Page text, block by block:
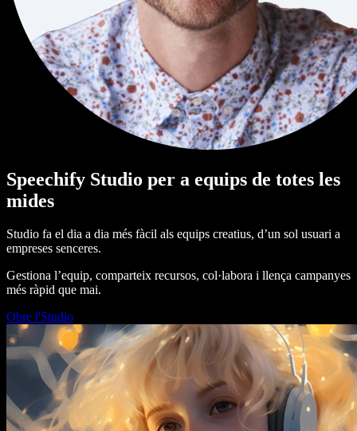
Speechify Studio per a equips de totes les
mides
Studio fa el dia a dia més fàcil als equips creatius, d’un sol usuari a
empreses senceres.
Gestiona l’equip, comparteix recursos, col·labora i llença campanyes
més ràpid que mai.
Obre l'Studio